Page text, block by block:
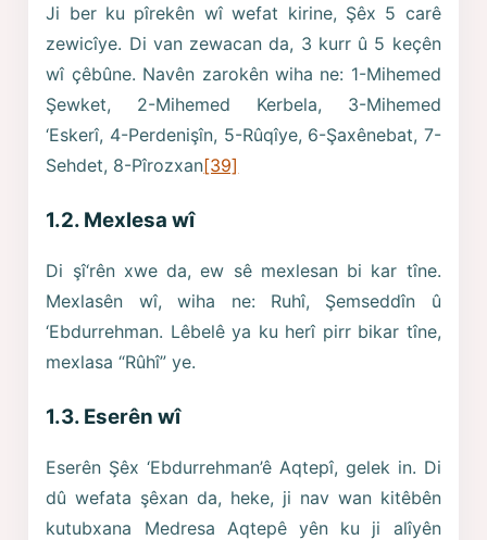
Ji ber ku pîrekên wî wefat kirine, Şêx 5 carê
zewicîye. Di van zewacan da, 3 kurr û 5 keçên
wî çêbûne. Navên zarokên wiha ne: 1-Mihemed
Şewket, 2-Mihemed Kerbela, 3-Mihemed
‘Eskerî, 4-Perdenişîn, 5-Rûqîye, 6-Şaxênebat, 7-
Sehdet, 8-Pîrozxan[39]
1.2. Mexlesa wî
Di şî‘rên xwe da, ew sê mexlesan bi kar tîne.
Mexlasên wî, wiha ne: Ruhî, Şemseddîn û
‘Ebdurrehman. Lêbelê ya ku herî pirr bikar tîne,
mexlasa “Rûhî” ye.
1.3. Eserên wî
Eserên Şêx ‘Ebdurrehman’ê Aqtepî, gelek in. Di
dû wefata şêxan da, heke, ji nav wan kitêbên
kutubxana Medresa Aqtepê yên ku ji alîyên